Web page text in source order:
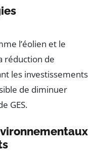
l’éolien et le
réduction de
les investissements
de diminuer
GES.